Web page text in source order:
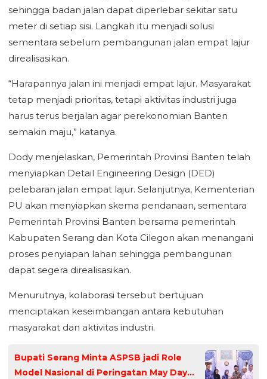
sehingga badan jalan dapat diperlebar sekitar satu
meter di setiap sisi. Langkah itu menjadi solusi
sementara sebelum pembangunan jalan empat lajur
direalisasikan.
“Harapannya jalan ini menjadi empat lajur. Masyarakat
tetap menjadi prioritas, tetapi aktivitas industri juga
harus terus berjalan agar perekonomian Banten
semakin maju,” katanya.
Dody menjelaskan, Pemerintah Provinsi Banten telah
menyiapkan Detail Engineering Design (DED)
pelebaran jalan empat lajur. Selanjutnya, Kementerian
PU akan menyiapkan skema pendanaan, sementara
Pemerintah Provinsi Banten bersama pemerintah
Kabupaten Serang dan Kota Cilegon akan menangani
proses penyiapan lahan sehingga pembangunan
dapat segera direalisasikan.
Menurutnya, kolaborasi tersebut bertujuan
menciptakan keseimbangan antara kebutuhan
masyarakat dan aktivitas industri.
Bupati Serang Minta ASPSB jadi Role
Model Nasional di Peringatan May Day